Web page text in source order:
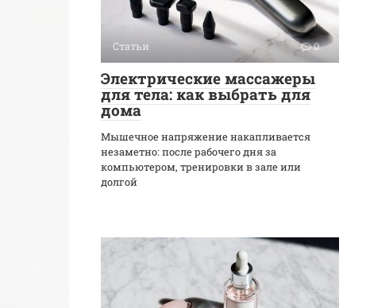
Статьи 0
Электрические массажеры
для тела: как выбрать для
дома
Мышечное напряжение накапливается
незаметно: после рабочего дня за
компьютером, тренировки в зале или
долгой